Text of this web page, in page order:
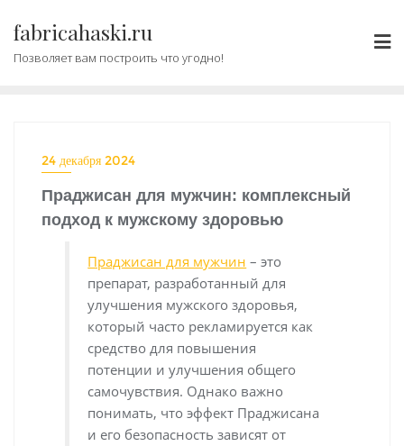
содержимому
fabricahaski.ru
Позволяет вам построить что угодно!
24 декабря 2024
Праджисан для мужчин: комплексный
подход к мужскому здоровью
Праджисан для мужчин – это
препарат, разработанный для
улучшения мужского здоровья,
который часто рекламируется как
средство для повышения
потенции и улучшения общего
самочувствия. Однако важно
понимать, что эффект Праджисана
и его безопасность зависят от